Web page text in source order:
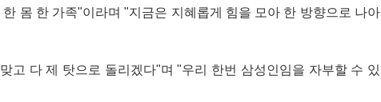
몸 한 가족"이라며 "지금은 지혜롭게 힘을 모아 한 방향으로 나아
고 다 제 탓으로 돌리겠다"며 "우리 한번 삼성인임을 자부할 수 있